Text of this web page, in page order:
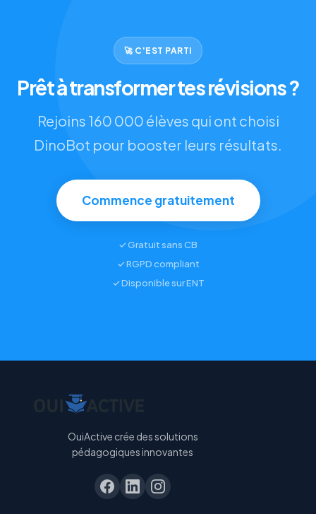
🚀 C'EST PARTI
Prêt à transformer tes révisions ?
Rejoins 160 000 élèves qui ont choisi
DinoBot pour booster leurs résultats.
Commence gratuitement
✓ Gratuit sans CB
✓ RGPD compliant
✓ Disponible sur ENT
OuiActive crée des solutions
pédagogiques innovantes